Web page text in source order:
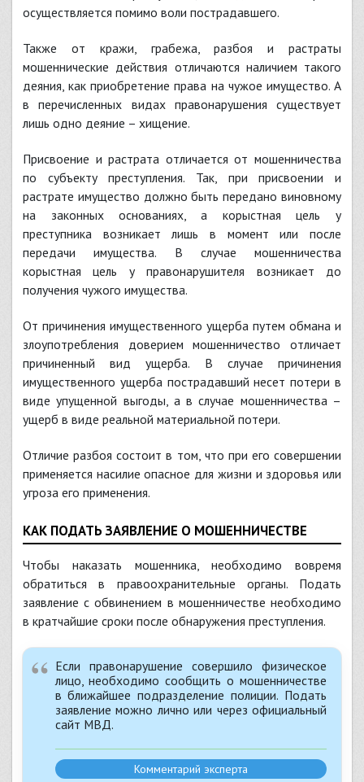
осуществляется помимо воли пострадавшего.
Также от кражи, грабежа, разбоя и растраты
мошеннические действия отличаются наличием такого
деяния, как приобретение права на чужое имущество. А
в перечисленных видах правонарушения существует
лишь одно деяние – хищение.
Присвоение и растрата отличается от мошенничества
по субъекту преступления. Так, при присвоении и
растрате имущество должно быть передано виновному
на законных основаниях, а корыстная цель у
преступника возникает лишь в момент или после
передачи имущества. В случае мошенничества
корыстная цель у правонарушителя возникает до
получения чужого имущества.
От причинения имущественного ущерба путем обмана и
злоупотребления доверием мошенничество отличает
причиненный вид ущерба. В случае причинения
имущественного ущерба пострадавший несет потери в
виде упущенной выгоды, а в случае мошенничества –
ущерб в виде реальной материальной потери.
Отличие разбоя состоит в том, что при его совершении
применяется насилие опасное для жизни и здоровья или
угроза его применения.
КАК ПОДАТЬ ЗАЯВЛЕНИЕ О МОШЕННИЧЕСТВЕ
Чтобы наказать мошенника, необходимо вовремя
обратиться в правоохранительные органы. Подать
заявление с обвинением в мошенничестве необходимо
в кратчайшие сроки после обнаружения преступления.
Если правонарушение совершило физическое
лицо, необходимо сообщить о мошенничестве
в ближайшее подразделение полиции. Подать
заявление можно лично или через официальный
сайт МВД.
Комментарий эксперта